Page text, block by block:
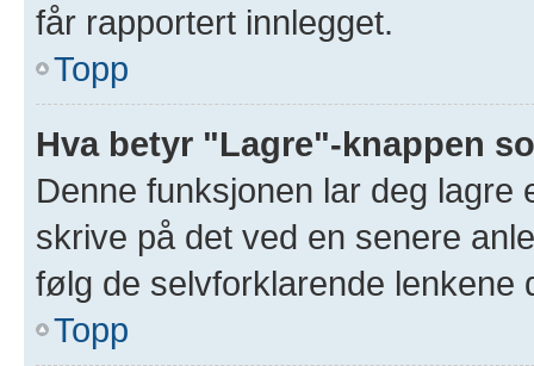
får rapportert innlegget.
Topp
Hva betyr "Lagre"-knappen
Denne funksjonen lar deg lagre
skrive på det ved en senere
følg de selvforklarende lenkene
Topp